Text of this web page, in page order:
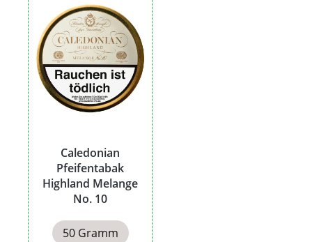
Caledonian
Pfeifentabak
Highland Melange
No. 10
50 Gramm